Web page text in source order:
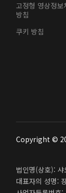
고정형 영상정보
방침
쿠키 방침
Copyright ©
법인명(상호):
대표자의 성명: